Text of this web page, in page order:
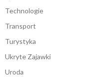
Technologie
Transport
Turystyka
Ukryte Zajawki
Uroda